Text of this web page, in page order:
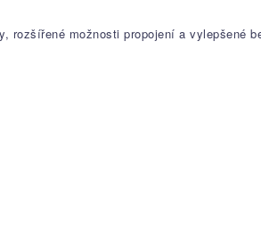
rozšířené možnosti propojení a vylepšené